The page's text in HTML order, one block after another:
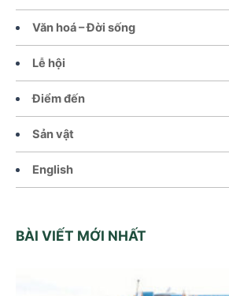
Văn hoá – Đời sống
Lễ hội
Điểm đến
Sản vật
English
BÀI VIẾT MỚI NHẤT